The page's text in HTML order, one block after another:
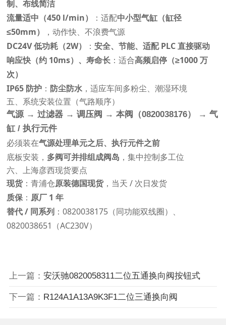
制、布线简洁
流量适中（450 l/min）
：适配中小型气缸（缸径
≤50mm）
，动作快、不浪费气源
DC24V 低功耗（2W）
：安全、节能、适配 PLC 直接驱动
响应快（约 10ms）、寿命长 ：适合高频启停（≥1000 万
次）
IP65 防护 ： 防尘防水 ，适应车间多粉尘、潮湿环境
五、系统安装位置（气路顺序）
气源 → 过滤器 → 调压阀 → 本阀（0820038176） → 气
缸 / 执行元件
必须装在气源处理单元之后、执行元件之前
底板安装， 多阀可并排组成阀岛 ，集中控制多工位
六、上海彦西现货要点
现货：青浦仓原装德国现货，当天 / 次日发货
质保 ：原厂 1 年
替代 / 同系列 ：0820038175（同功能双线圈）、
0820038651（AC230V）
上一篇： 安沃驰0820058311二位五通换向阀按钮式
下一篇： R124A1A13A9K3F1二位三通换向阀